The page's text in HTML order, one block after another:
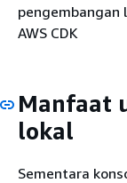
pengembangan
AWS CDK
Manfaat
lokal
Sementara